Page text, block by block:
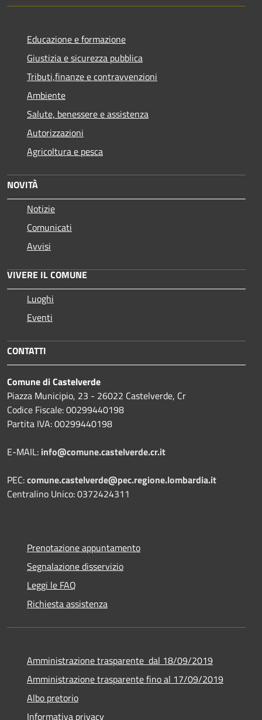
Educazione e formazione
Giustizia e sicurezza pubblica
Tributi,finanze e contravvenzioni
Ambiente
Salute, benessere e assistenza
Autorizzazioni
Agricoltura e pesca
NOVITÀ
Notizie
Comunicati
Avvisi
VIVERE IL COMUNE
Luoghi
Eventi
CONTATTI
Comune di Castelverde
Piazza Municipio, 23 - 26022 Castelverde, Cr
Codice Fiscale: 00299440198
Partita IVA: 00299440198
E-MAIL: info@comune.castelverde.cr.it
PEC:comune.castelverde@pec.regione.lombardia.it
Centralino Unico: 0372424311
Prenotazione appuntamento
Segnalazione disservizio
Leggi le FAQ
Richiesta assistenza
Amministrazione trasparente dal 18/09/2019
Amministrazione trasparente fino al 17/09/2019
Albo pretorio
Informativa privacy